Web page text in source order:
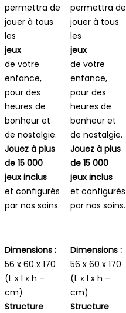
permettra de
jouer à tous
les
jeux
de votre
enfance,
pour des
heures de
bonheur et
de nostalgie.
Jouez à plus
de 15 000
jeux inclus
et configurés
par nos soins.
Dimensions :
56 x 60 x 170
(L x l x h –
cm)
Structure
permettra de
jouer à tous
les
jeux
de votre
enfance,
pour des
heures de
bonheur et
de nostalgie.
Jouez à plus
de 15 000
jeux inclus
et configurés
par nos soins.
Dimensions :
56 x 60 x 170
(L x l x h –
cm)
Structure